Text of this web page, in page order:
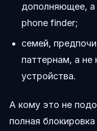
дополняющее,
phone finder;
семей,
паттернам, а не
устройства.
А кому это не
полная